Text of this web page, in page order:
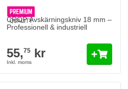
CROP Avskärningskniv 18 mm –
Professionell & industriell
55,75kr